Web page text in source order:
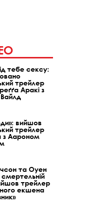
тебе сексу:
трейлер
Аракі з
вийшов
трейлер
з Аароном
та Оуен
смертельній
трейлер
екшена